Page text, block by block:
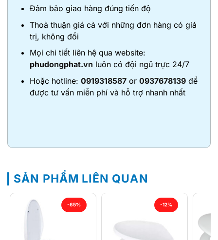
Đảm bảo giao hàng đúng tiến độ
Thoả thuận giá cả với những đơn hàng có giá
trị, không đổi
Mọi chi tiết liên hệ qua website:
phudongphat.vn luôn có đội ngũ trực 24/7
Hoặc hotline: 0919318587 or 0937678139 để
được tư vấn miễn phí và hỗ trợ nhanh nhất
SẢN PHẨM LIÊN QUAN
-65% -12%